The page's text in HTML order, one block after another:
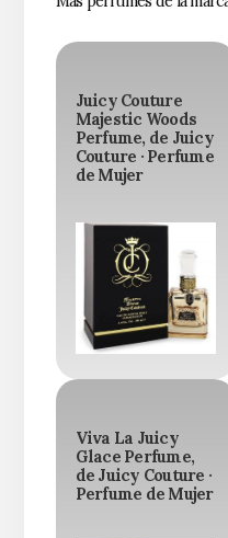
Juicy Couture
Majestic Woods
Perfume, de Juicy
Couture · Perfume
de Mujer
Viva La Juicy
Glace Perfume,
de Juicy Couture ·
Perfume de Mujer